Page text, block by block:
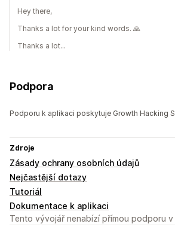
Hey there,
Thanks a lot for your kind words. 🙏
Thanks a lot...
Podpora
Podporu k aplikaci poskytuje Growth Hacking
Zdroje
Zásady ochrany osobních údajů
Nejčastější dotazy
Tutoriál
Dokumentace k aplikaci
Tento vývojář nenabízí přímou podporu v